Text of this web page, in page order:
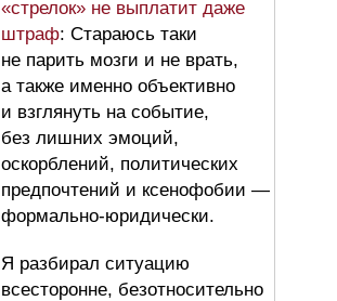
«стрелок» не выплатит даже
штраф: Стараюсь таки
не парить мозги и не врать,
а также именно объективно
и взглянуть на событие,
без лишних эмоций,
оскорблений, политических
предпочтений и ксенофобии —
формально-юридически.
Я разбирал ситуацию
всесторонне, безотносительно